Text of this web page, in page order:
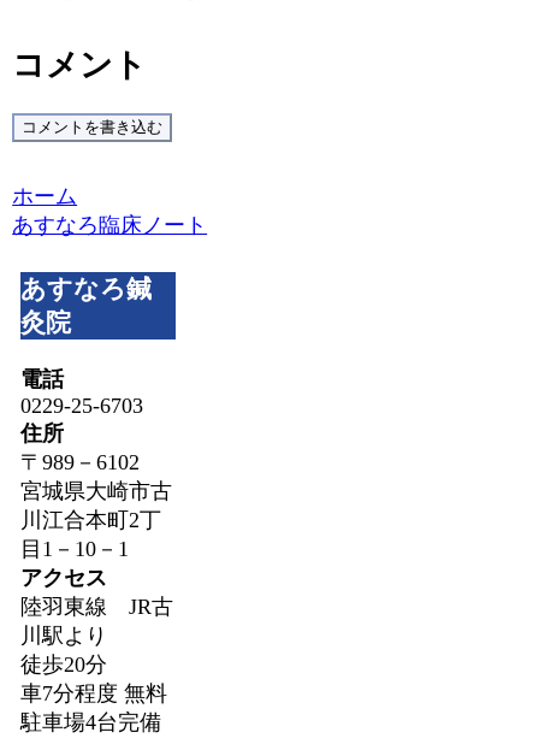
コメント
コメントを書き込む
ホーム
あすなろ臨床ノート
あすなろ鍼
灸院
電話
0229-25-6703
住所
〒989－6102
宮城県大崎市古
川江合本町2丁
目1－10－1
アクセス
陸羽東線 JR古
川駅より
徒歩20分
車7分程度 無料
駐車場4台完備